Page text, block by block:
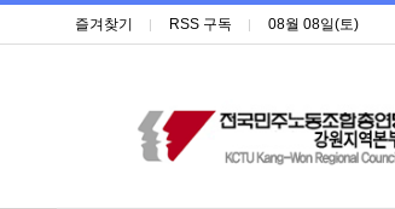
즐겨찾기 RSS 구독 08월 08일(토)